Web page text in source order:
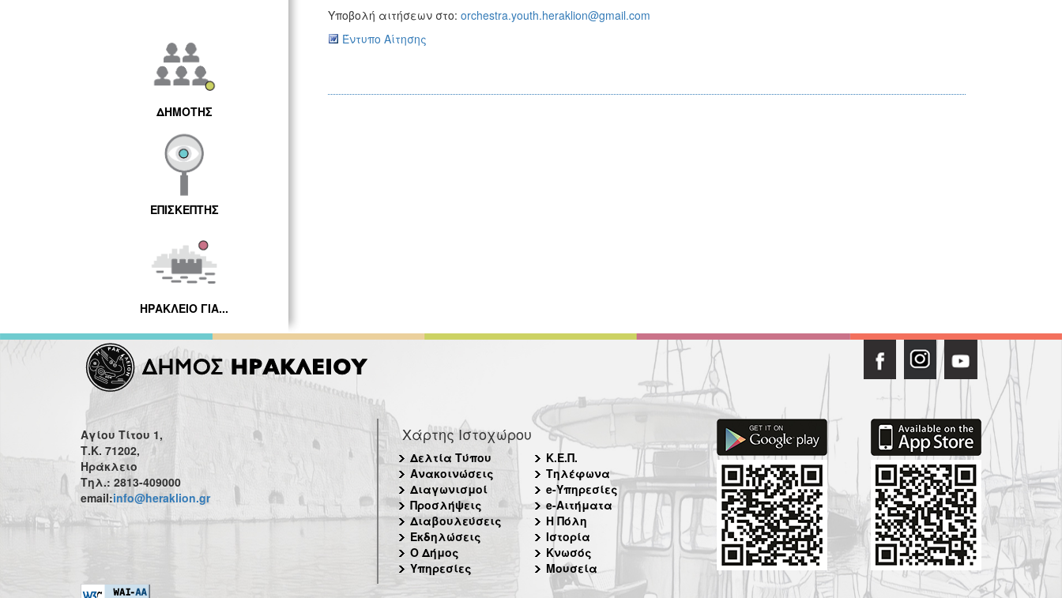
ΔΗΜΟΤΗΣ
ΕΠΙΣΚΕΠΤΗΣ
ΗΡΑΚΛΕΙΟ ΓΙΑ...
Υποβολή αιτήσεων στο: orchestra.youth.heraklion@gmail.com
Έντυπο Αίτησης
Αγίου Τίτου 1,
Τ.Κ. 71202,
Ηράκλειο
Τηλ.: 2813-409000
email:info@heraklion.gr
Χάρτης Ιστοχώρου
Δελτία Τύπου
Ανακοινώσεις
Διαγωνισμοί
Προσλήψεις
Διαβουλεύσεις
Εκδηλώσεις
Ο Δήμος
Υπηρεσίες
Κ.Ε.Π.
Τηλέφωνα
e-Υπηρεσίες
e-Αιτήματα
Η Πόλη
Ιστορία
Κνωσός
Μουσεία